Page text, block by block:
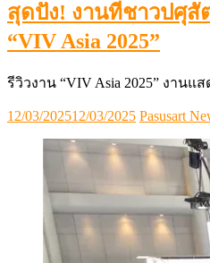
สุดปัง! งานที่ชาวปศุสั
“VIV Asia 2025”
รีวิวงาน “VIV Asia 2025” งาน
Posted
12/03/202512/03/2025 Author
Pasusart